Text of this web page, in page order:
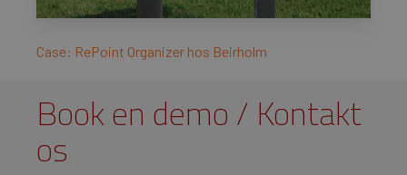
Case: RePoint Organizer hos Beirholm
Book en demo / Kontakt
os